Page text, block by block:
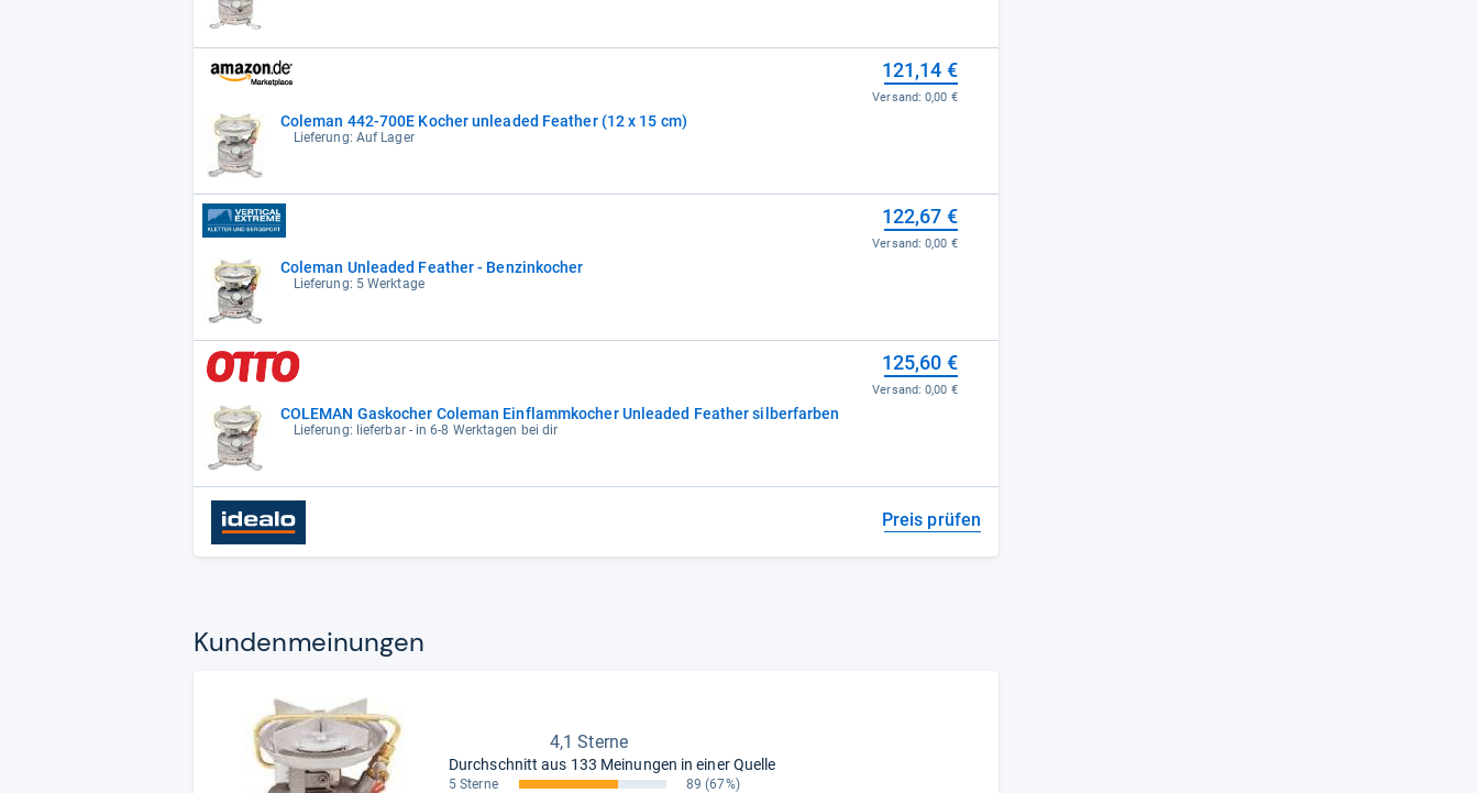
Coleman 442-700E Kocher unleaded Feather (12 x 15 cm)
Lieferung: Auf Lager
121,14 €
Versand:0,00 €
Coleman Unleaded Feather - Benzinkocher
Lieferung: 5 Werktage
122,67 €
Versand:0,00 €
COLEMAN Gaskocher Coleman Einflammkocher Unleaded Feather silberfarben
Lieferung: lieferbar - in 6-8 Werktagen bei dir
125,60 €
Versand:0,00 €
Preis prüfen
Kun­den­mei­nun­gen
4,1 Sterne
Durchschnitt aus 133 Meinungen in einer Quelle
5 Sterne 89 (67%)